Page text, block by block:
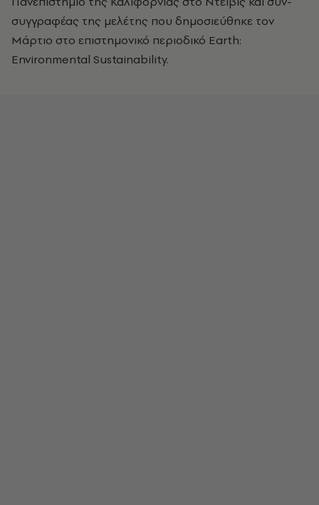
συγγραφέας της μελέτης που δημοσιεύθηκε τον
Μάρτιο στο επιστημονικό περιοδικό Earth:
Environmental Sustainability.